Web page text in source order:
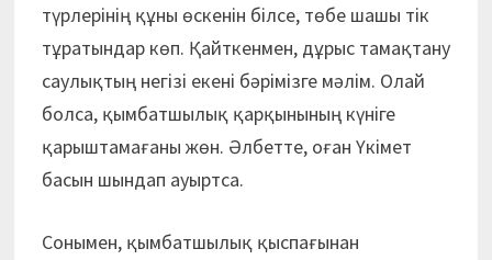
түрлерінің құны өскенін білсе, төбе шашы тік
тұратындар көп. Қайткенмен, дұрыс тамақтану
саулықтың негізі екені бәрімізге мәлім. Олай
болса, қымбатшылық қарқынының күніге
қарыштамағаны жөн. Әлбетте, оған Үкімет
басын шындап ауыртса.
Сонымен, қымбатшылық қыспағынан